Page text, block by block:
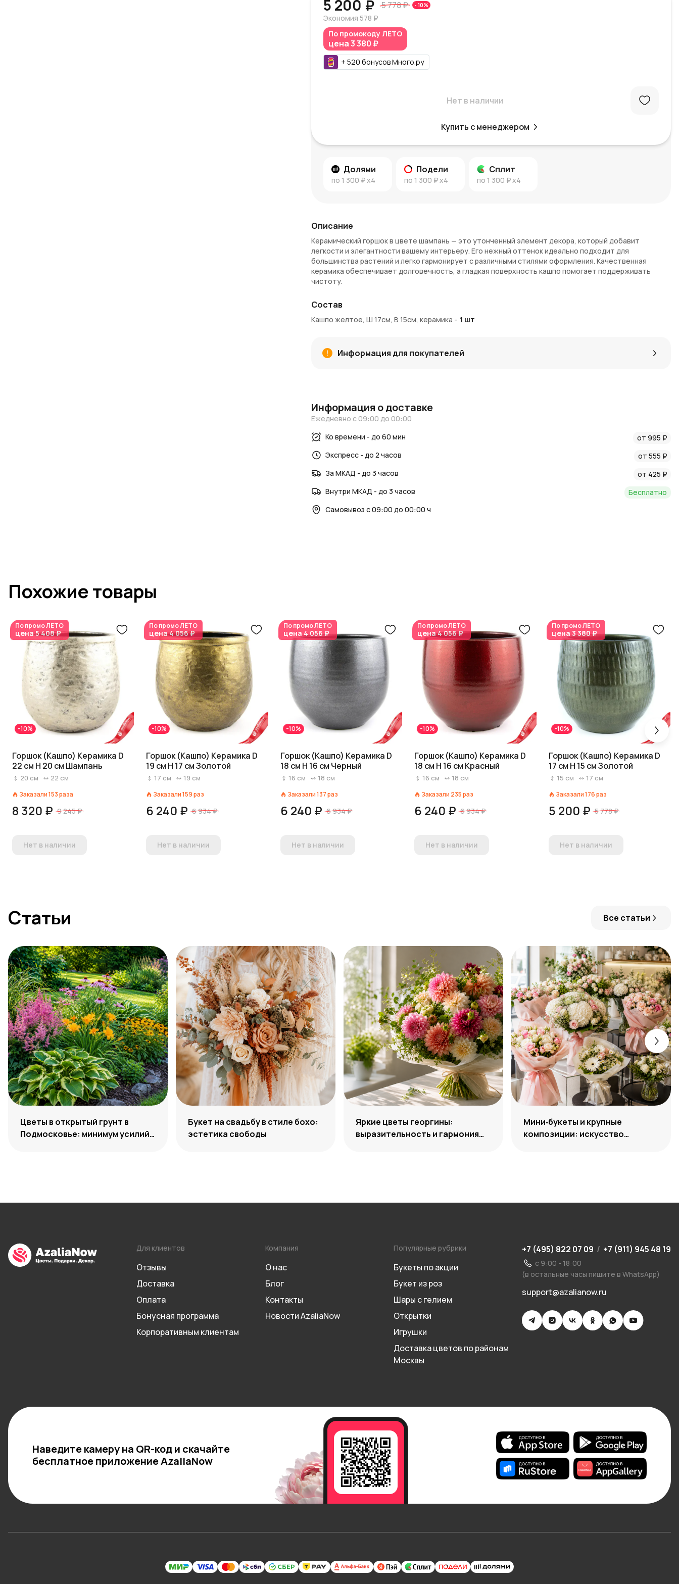
5 200 ₽ 5 778 ₽ - 10%
Экономия 578 ₽
По промокоду ЛЕТО
цена3 380 ₽
+ 520 бонусовМного.ру
Нет в наличии
Купить с менеджером
Долями
по 1 300 ₽x4
Подели
по 1 300 ₽x4
Сплит
по 1 300 ₽x4
Описание
Керамический горшок в цвете шампань — это утонченный элемент декора, который добавит
легкости и элегантности вашему интерьеру. Его нежный оттенок идеально подходит для
большинства растений и легко гармонирует с различными стилями оформления. Качественная
керамика обеспечивает долговечность, а гладкая поверхность кашпо помогает поддерживать
чистоту.
Диаметр: 17 см
Высота: 15 см
Цвет: шампань
Нежный и стильный акцент в интерьере
области. Мы аккуратно упаковываем каждое изделие, чтобы оно дошло в целости и сохранности. За
покупку начисляются Азалия Коины, которые можно использовать при следующих заказах.
Вдохновение и идеи:
Загляните в нашблоги раздел
, чтобы узнать больше о стильных решениях для вашего
Состав
Кашпо желтое, Ш 17см, В 15см, керамика - 1 шт
Информация для покупателей
Информация о доставке
Ежедневно с 09:00 до 00:00
Ко времени - до 60 мин
от 995 ₽
Экспресс - до 2 часов
от 555 ₽
За МКАД - до 3 часов
от 425 ₽
Внутри МКАД - до 3 часов
Бесплатно
Самовывоз с 09:00 до 00:00 ч
Похожие товары
По промоЛЕТО
цена5 408 ₽
-10%
Горшок (Кашпо) Керамика D
22 см H 20 см Шампань
20 см 22 см
Заказали153раза
8 320 ₽ 9 245 ₽
Нет в наличии
По промоЛЕТО
цена4 056 ₽
-10%
Горшок (Кашпо) Керамика D
19 см H 17 см Золотой
17 см 19 см
Заказали159раз
6 240 ₽ 6 934 ₽
Нет в наличии
По промоЛЕТО
цена 4 056 ₽
-10%
Горшок (Кашпо) Керамика D
18 см H 16 см Черный
16 см 18 см
Заказали137раз
6 240 ₽ 6 934 ₽
Нет в наличии
По промоЛЕТО
цена4 056 ₽
-10%
Горшок (Кашпо) Керамика D
18 см H 16 см Красный
16 см 18 см
Заказали 235раз
6 240 ₽ 6 934 ₽
Нет в наличии
По промоЛЕТО
цена 3 380 ₽
-10%
Горшок (Кашпо) Керамика D
17 см H 15 см Золотой
15 см 17 см
Заказали176раз
5 200 ₽ 5 778 ₽
Нет в наличии
Статьи Все статьи
Цветы в открытый грунт в
Подмосковье: минимум усилий,
Букет на свадьбу в стиле бохо:
эстетика свободы
Яркие цветы георгины:
выразительность и гармония
Мини‑букеты и крупные
композиции: искусство
Для клиентов
Отзывы
Доставка
Оплата
Бонусная программа
Корпоративным клиентам
Компания
О нас
Блог
Контакты
Новости AzaliaNow
Популярные рубрики
Букеты по акции
Букет из роз
Шары с гелием
Открытки
Игрушки
Доставка цветов по районам
Москвы
+7 (495) 822 07 09 / +7 (911) 945 48 19
с 9:00 - 18:00
(в остальные часы пишите в WhatsApp)
support@azalianow.ru
Наведите камеру на QR-код и скачайте
бесплатное приложение AzaliaNow